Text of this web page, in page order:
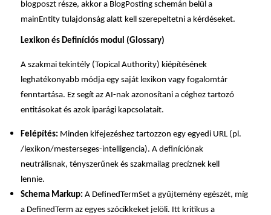
blogposzt része, akkor a BlogPosting schemán belül a
mainEntity tulajdonság alatt kell szerepeltetni a kérdéseket.
Lexikon és Definíciós modul (Glossary)
A szakmai tekintély (Topical Authority) kiépítésének
leghatékonyabb módja egy saját lexikon vagy fogalomtár
fenntartása. Ez segít az AI-nak azonosítani a céghez tartozó
entitásokat és azok iparági kapcsolatait.
Felépítés: Minden kifejezéshez tartozzon egy egyedi URL (pl.
/lexikon/mesterseges-intelligencia). A definíciónak
neutrálisnak, tényszerűnek és szakmailag precíznek kell
lennie.
Schema Markup: A DefinedTermSet a gyűjtemény egészét, míg
a DefinedTerm az egyes szócikkeket jelöli. Itt kritikus a